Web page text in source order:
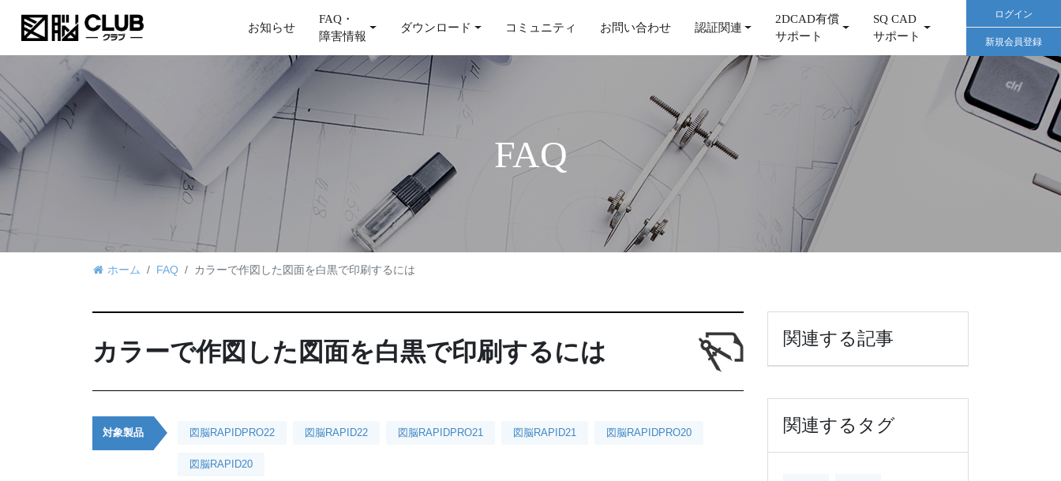
お知らせ
FAQ・
障害情報
ダウンロード コミュニティ お問い合わせ 認証関連
2DCAD有償
サポート
SQ CAD
サポート
ログイン
新規会員登録
FAQ
ホーム FAQ カラーで作図した図面を白黒で印刷するには
カラーで作図した図面を白黒で印刷するには
対象製品 図脳RAPIDPRO22 図脳RAPID22 図脳RAPIDPRO21 図脳RAPID21 図脳RAPIDPRO20
図脳RAPID20
関連する記事
関連するタグ